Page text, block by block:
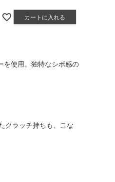
カートに入れる
を使用。独特なシボ感の
クラッチ持ちも、こな